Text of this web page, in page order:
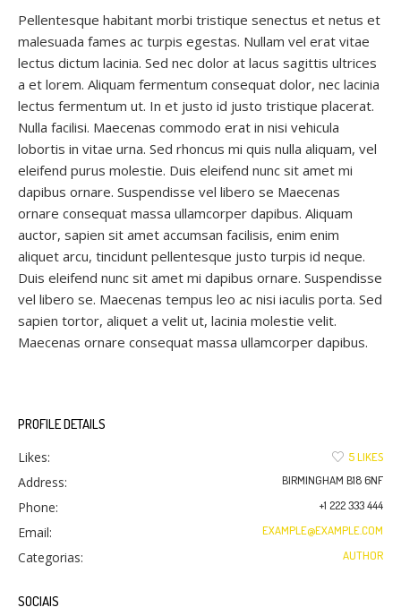
Pellentesque habitant morbi tristique senectus et netus et
malesuada fames ac turpis egestas. Nullam vel erat vitae
lectus dictum lacinia. Sed nec dolor at lacus sagittis ultrices
a et lorem. Aliquam fermentum consequat dolor, nec lacinia
lectus fermentum ut. In et justo id justo tristique placerat.
Nulla facilisi. Maecenas commodo erat in nisi vehicula
lobortis in vitae urna. Sed rhoncus mi quis nulla aliquam, vel
eleifend purus molestie. Duis eleifend nunc sit amet mi
dapibus ornare. Suspendisse vel libero se Maecenas
ornare consequat massa ullamcorper dapibus. Aliquam
auctor, sapien sit amet accumsan facilisis, enim enim
aliquet arcu, tincidunt pellentesque justo turpis id neque.
Duis eleifend nunc sit amet mi dapibus ornare. Suspendisse
vel libero se. Maecenas tempus leo ac nisi iaculis porta. Sed
sapien tortor, aliquet a velit ut, lacinia molestie velit.
Maecenas ornare consequat massa ullamcorper dapibus.
PROFILE DETAILS
Likes:
5 LIKES
Address: BIRMINGHAM B18 6NF
Phone: +1 222 333 444
Email: EXAMPLE@EXAMPLE.COM
Categorias: AUTHOR
SOCIAIS